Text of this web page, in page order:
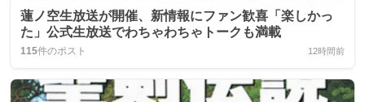
蓮ノ空生放送が開催、新情報にファン歓喜「楽しかっ
た」公式生放送でわちゃわちゃトークも満載
115件のポスト 12時間前